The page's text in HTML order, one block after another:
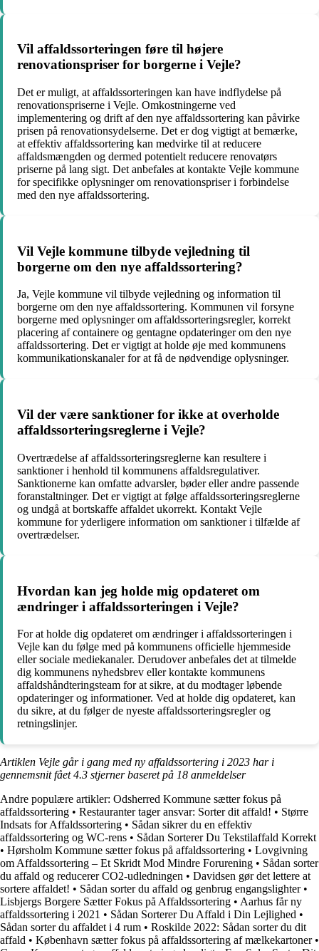
Vil affaldssorteringen føre til højere
renovationspriser for borgerne i Vejle?
Det er muligt, at affaldssorteringen kan have indflydelse på
renovationspriserne i Vejle. Omkostningerne ved
implementering og drift af den nye affaldssortering kan påvirke
prisen på renovationsydelserne. Det er dog vigtigt at bemærke,
at effektiv affaldssortering kan medvirke til at reducere
affaldsmængden og dermed potentielt reducere renovatørs
priserne på lang sigt. Det anbefales at kontakte Vejle kommune
for specifikke oplysninger om renovationspriser i forbindelse
med den nye affaldssortering.
Vil Vejle kommune tilbyde vejledning til
borgerne om den nye affaldssortering?
Ja, Vejle kommune vil tilbyde vejledning og information til
borgerne om den nye affaldssortering. Kommunen vil forsyne
borgerne med oplysninger om affaldssorteringsregler, korrekt
placering af containere og gentagne opdateringer om den nye
affaldssortering. Det er vigtigt at holde øje med kommunens
kommunikationskanaler for at få de nødvendige oplysninger.
Vil der være sanktioner for ikke at overholde
affaldssorteringsreglerne i Vejle?
Overtrædelse af affaldssorteringsreglerne kan resultere i
sanktioner i henhold til kommunens affaldsregulativer.
Sanktionerne kan omfatte advarsler, bøder eller andre passende
foranstaltninger. Det er vigtigt at følge affaldssorteringsreglerne
og undgå at bortskaffe affaldet ukorrekt. Kontakt Vejle
kommune for yderligere information om sanktioner i tilfælde af
overtrædelser.
Hvordan kan jeg holde mig opdateret om
ændringer i affaldssorteringen i Vejle?
For at holde dig opdateret om ændringer i affaldssorteringen i
Vejle kan du følge med på kommunens officielle hjemmeside
eller sociale mediekanaler. Derudover anbefales det at tilmelde
dig kommunens nyhedsbrev eller kontakte kommunens
affaldshåndteringsteam for at sikre, at du modtager løbende
opdateringer og informationer. Ved at holde dig opdateret, kan
du sikre, at du følger de nyeste affaldssorteringsregler og
retningslinjer.
Artiklen Vejle går i gang med ny affaldssortering i 2023 har i
gennemsnit fået4.3 stjerner baseret på 18 anmeldelser
Andre populære artikler: Odsherred Kommune sætter fokus på
affaldssortering • Restauranter tager ansvar: Sorter dit affald! • Større
Indsats for Affaldssortering • Sådan sikrer du en effektiv
affaldssortering og WC-rens • Sådan Sorterer Du Tekstilaffald Korrekt
• Hørsholm Kommune sætter fokus på affaldssortering • Lovgivning
om Affaldssortering – Et Skridt Mod Mindre Forurening • Sådan sorter
du affald og reducerer CO2-udledningen • Davidsen gør det lettere at
sortere affaldet! • Sådan sorter du affald og genbrug engangslighter•
Lisbjergs Borgere Sætter Fokus på Affaldssortering • Aarhus får ny
affaldssortering i 2021 • Sådan Sorterer Du Affald i Din Lejlighed •
Sådan sorter du affaldet i 4 rum • Roskilde 2022: Sådan sorter du dit
affald • København sætter fokus på affaldssortering af mælkekartoner•